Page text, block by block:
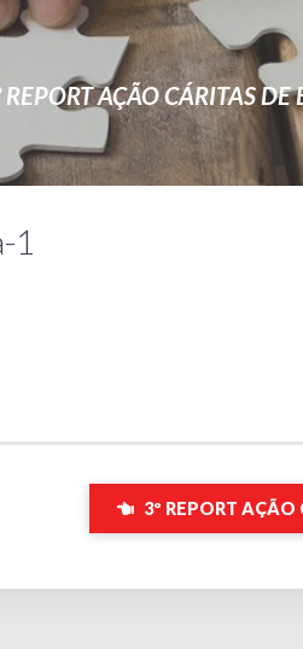
REPORT AÇÃO CÁRITAS DE
1
3º REPORT AÇÃO